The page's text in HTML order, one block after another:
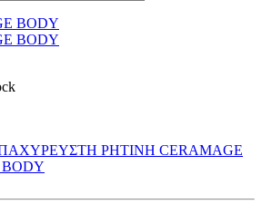
ΡΗΤΙΝΗ CERAMAGE